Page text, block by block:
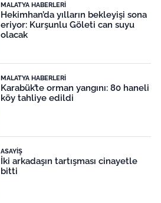
MALATYA HABERLERI
Hekimhan’da yılların bekleyişi sona
eriyor: Kurşunlu Göleti can suyu
olacak
MALATYA HABERLERI
Karabük’te orman yangını: 80 haneli
köy tahliye edildi
ASAYIŞ
İki arkadaşın tartışması cinayetle
bitti